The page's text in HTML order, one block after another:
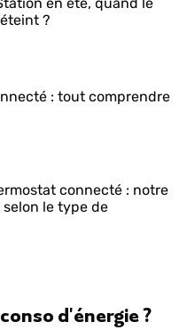
?
: tout comprendre
connecté : notre
le type de
d'énergie ?